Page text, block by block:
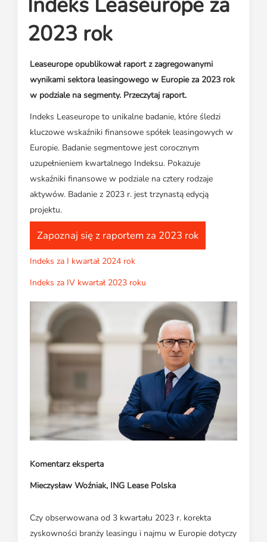
Partnerzy ZPL
Materiały do pobrania
Kontakt dla mediów
Klauzule informacyjne
2023 rok
Leaseurope opublikował raport z zagregowanymi
wynikami sektora leasingowego w Europie za 2023 rok
w podziale na segmenty. Przeczytaj raport.
Indeks Leaseurope to unikalne badanie, które śledzi
kluczowe wskaźniki finansowe spółek leasingowych w
Europie. Badanie segmentowe jest corocznym
uzupełnieniem kwartalnego Indeksu. Pokazuje
wskaźniki finansowe w podziale na cztery rodzaje
aktywów. Badanie z 2023 r. jest trzynastą edycją
projektu.
Zapoznaj się z raportem za 2023 rok
Indeks za I kwartał 2024 rok
Indeks za IV kwartał 2023 roku
Komentarz eksperta
Mieczysław Woźniak, ING Lease Polska
Czy obserwowana od 3 kwartału 2023 r. korekta
zyskowności branży leasingu i najmu w Europie dotyczy